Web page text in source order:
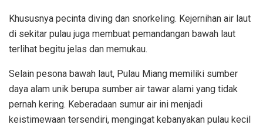
Khususnya pecinta diving dan snorkeling. Kejernihan air laut
di sekitar pulau juga membuat pemandangan bawah laut
terlihat begitu jelas dan memukau.
Selain pesona bawah laut, Pulau Miang memiliki sumber
daya alam unik berupa sumber air tawar alami yang tidak
pernah kering. Keberadaan sumur air ini menjadi
keistimewaan tersendiri, mengingat kebanyakan pulau kecil